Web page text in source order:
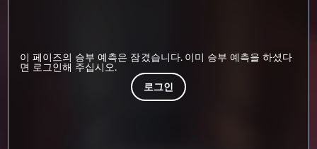
이 페이즈의 승부 예측은 잠겼습니다. 이미 승부 예측을 하셨다
면 로그인해 주십시오.
로그인